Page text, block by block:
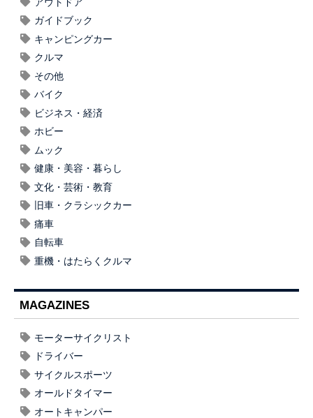
ガイドブック
キャンピングカー
クルマ
その他
バイク
ビジネス・経済
ホビー
ムック
健康・美容・暮らし
文化・芸術・教育
旧車・クラシックカー
痛車
自転車
重機・はたらくクルマ
MAGAZINES
モーターサイクリスト
ドライバー
サイクルスポーツ
オールドタイマー
オートキャンパー